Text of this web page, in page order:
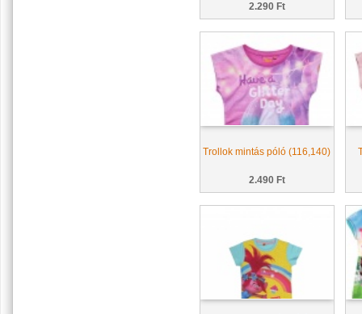
2.290 Ft
Trollok mintás póló (116,140)
2.490 Ft